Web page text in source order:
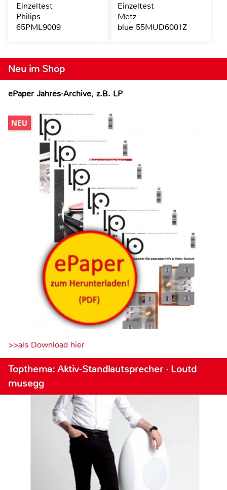
Neu im Shop
ePaper Jahres-Archive, z.B. LP
>>als Download hier
Topthema: Aktiv-Standlautsprecher · Loutd
musegg
Einzeltest
Philips
65PML9009
Einzeltest
Metz
blue 55MUD6001Z